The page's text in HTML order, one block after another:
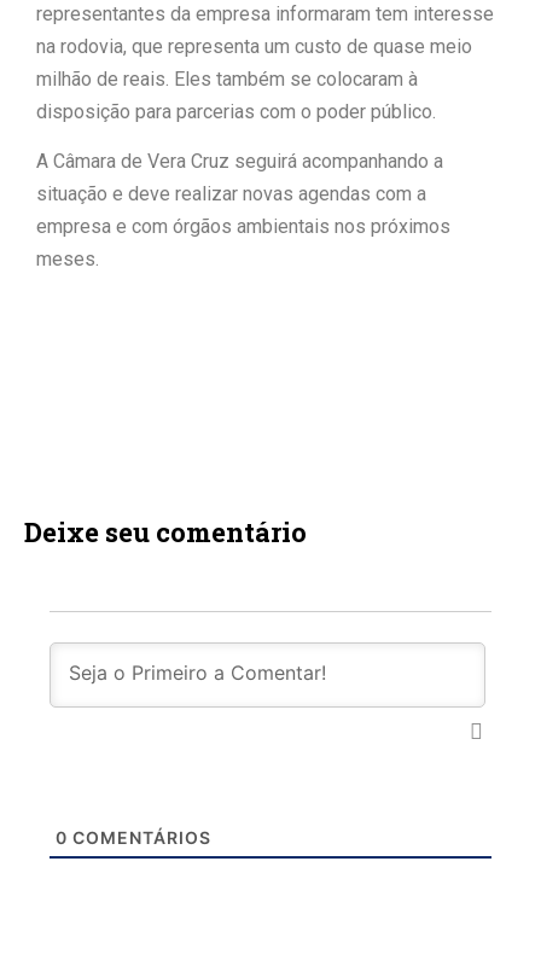
representantes da empresa informaram tem interesse
na rodovia, que representa um custo de quase meio
milhão de reais. Eles também se colocaram à
disposição para parcerias com o poder público.
A Câmara de Vera Cruz seguirá acompanhando a
situação e deve realizar novas agendas com a
empresa e com órgãos ambientais nos próximos
meses.
Deixe seu comentário
0 COMENTÁRIOS